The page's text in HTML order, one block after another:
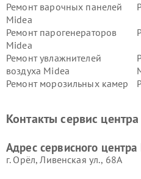
Ремонт варочных панелей
Midea
Ремонт парогенераторов
Midea
Ремонт увлажнителей
воздуха Midea
Ремонт морозильных камер
пылесосов Midea
Контакты сервис центра
Адрес сервисного
г. Орёл, Ливенская ул., 68А